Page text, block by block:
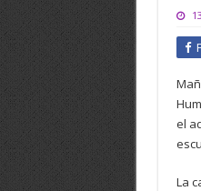
el
La